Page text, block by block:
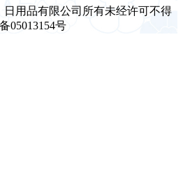
日用品有限公司所有未经许可不得
05013154号